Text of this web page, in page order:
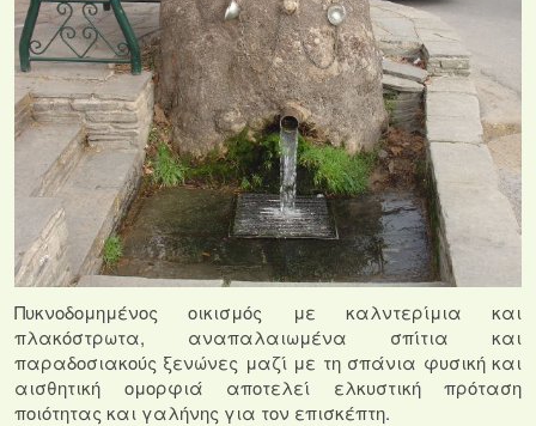
Πυκνοδομημένος οικισμός με καλντερίμια και
πλακόστρωτα, αναπαλαιωμένα σπίτια και
παραδοσιακούς ξενώνες μαζί με τη σπάνια φυσική και
αισθητική ομορφιά αποτελεί ελκυστική πρόταση
ποιότητας και γαλήνης για τον επισκέπτη.